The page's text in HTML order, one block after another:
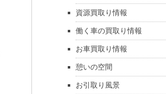
資源買取り情報
働く車の買取り情報
お車買取り情報
憩いの空間
お引取り風景